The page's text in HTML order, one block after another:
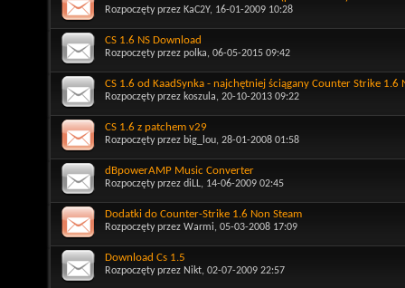
Rozpoczęty przez KaC2Y, 16-01-2009 10:28
CS 1.6 NS Download
Rozpoczęty przez polka, 06-05-2015 09:42
CS 1.6 od KaadSynka - najchętniej ściągany Counter Strike 1.6
Rozpoczęty przez koszula, 20-10-2013 09:22
CS 1.6 z patchem v29
Rozpoczęty przez big_lou, 28-01-2008 01:58
dBpowerAMP Music Converter
Rozpoczęty przez diLL, 14-06-2009 02:45
Dodatki do Counter-Strike 1.6 Non Steam
Rozpoczęty przez Warmi, 05-03-2008 17:09
Download Cs 1.5
Rozpoczęty przez Nikt, 02-07-2009 22:57